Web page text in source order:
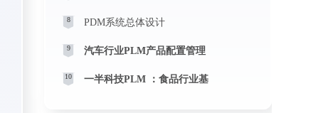
8 PDM系统总体设计
9 汽车行业PLM产品配置管理
10 一半科技PLM ：食品行业基